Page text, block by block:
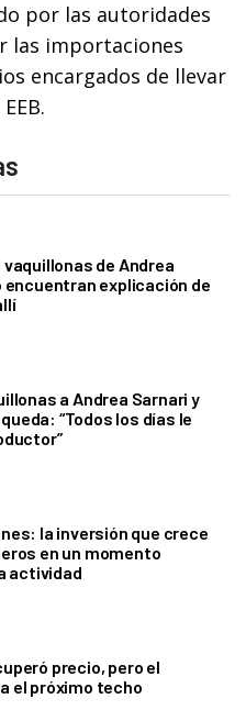
por las autoridades
las importaciones
encargados de llevar
vaquillonas de Andrea
encuentran explicación de
a Andrea Sarnari y
“Todos los días le
la inversión que crece
en un momento
actividad
precio, pero el
el próximo techo